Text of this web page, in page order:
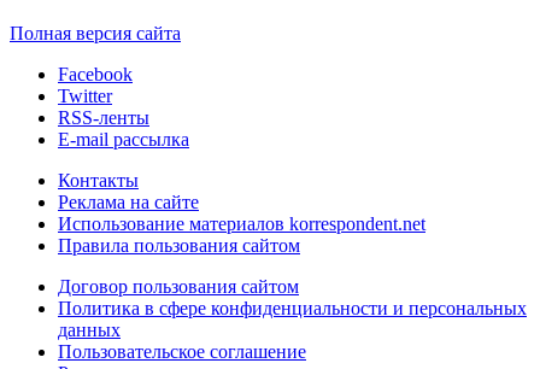
Полная версия сайта
Facebook
Twitter
RSS-ленты
E-mail рассылка
Контакты
Реклама на сайте
Использование материалов korrespondent.net
Правила пользования сайтом
Договор пользования сайтом
Политика в сфере конфиденциальности и персональных
данных
Пользовательское соглашение